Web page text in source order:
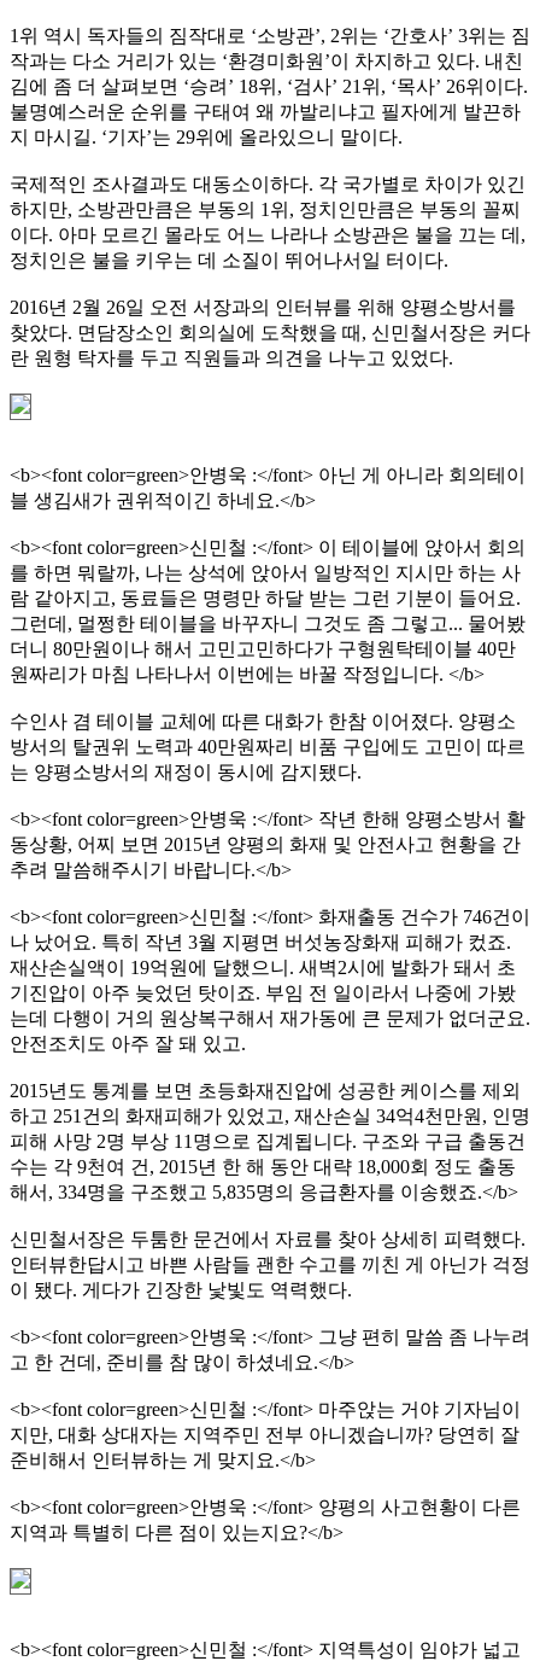
1위 역시 독자들의 짐작대로 ‘소방관’, 2위는 ‘간호사’ 3위는 짐
작과는 다소 거리가 있는 ‘환경미화원’이 차지하고 있다. 내친
김에 좀 더 살펴보면 ‘승려’ 18위, ‘검사’ 21위, ‘목사’ 26위이다.
불명예스러운 순위를 구태여 왜 까발리냐고 필자에게 발끈하
지 마시길. ‘기자’는 29위에 올라있으니 말이다.
국제적인 조사결과도 대동소이하다. 각 국가별로 차이가 있긴
하지만, 소방관만큼은 부동의 1위, 정치인만큼은 부동의 꼴찌
이다. 아마 모르긴 몰라도 어느 나라나 소방관은 불을 끄는 데,
정치인은 불을 키우는 데 소질이 뛰어나서일 터이다.
2016년 2월 26일 오전 서장과의 인터뷰를 위해 양평소방서를
찾았다. 면담장소인 회의실에 도착했을 때, 신민철서장은 커다
란 원형 탁자를 두고 직원들과 의견을 나누고 있었다.
<b><font color=green>안병욱 :</font> 아닌 게 아니라 회의테이
블 생김새가 권위적이긴 하네요.</b>
<b><font color=green>신민철 :</font> 이 테이블에 앉아서 회의
를 하면 뭐랄까, 나는 상석에 앉아서 일방적인 지시만 하는 사
람 같아지고, 동료들은 명령만 하달 받는 그런 기분이 들어요.
그런데, 멀쩡한 테이블을 바꾸자니 그것도 좀 그렇고... 물어봤
더니 80만원이나 해서 고민고민하다가 구형원탁테이블 40만
원짜리가 마침 나타나서 이번에는 바꿀 작정입니다. </b>
수인사 겸 테이블 교체에 따른 대화가 한참 이어졌다. 양평소
방서의 탈권위 노력과 40만원짜리 비품 구입에도 고민이 따르
는 양평소방서의 재정이 동시에 감지됐다.
<b><font color=green>안병욱 :</font> 작년 한해 양평소방서 활
동상황, 어찌 보면 2015년 양평의 화재 및 안전사고 현황을 간
추려 말씀해주시기 바랍니다.</b>
<b><font color=green>신민철 :</font> 화재출동 건수가 746건이
나 났어요. 특히 작년 3월 지평면 버섯농장화재 피해가 컸죠.
재산손실액이 19억원에 달했으니. 새벽2시에 발화가 돼서 초
기진압이 아주 늦었던 탓이죠. 부임 전 일이라서 나중에 가봤
는데 다행이 거의 원상복구해서 재가동에 큰 문제가 없더군요.
안전조치도 아주 잘 돼 있고.
2015년도 통계를 보면 초등화재진압에 성공한 케이스를 제외
하고 251건의 화재피해가 있었고, 재산손실 34억4천만원, 인명
피해 사망 2명 부상 11명으로 집계됩니다. 구조와 구급 출동건
수는 각 9천여 건, 2015년 한 해 동안 대략 18,000회 정도 출동
해서, 334명을 구조했고 5,835명의 응급환자를 이송했죠.</b>
신민철서장은 두툼한 문건에서 자료를 찾아 상세히 피력했다.
인터뷰한답시고 바쁜 사람들 괜한 수고를 끼친 게 아닌가 걱정
이 됐다. 게다가 긴장한 낯빛도 역력했다.
<b><font color=green>안병욱 :</font> 그냥 편히 말씀 좀 나누려
고 한 건데, 준비를 참 많이 하셨네요.</b>
<b><font color=green>신민철 :</font> 마주앉는 거야 기자님이
지만, 대화 상대자는 지역주민 전부 아니겠습니까? 당연히 잘
준비해서 인터뷰하는 게 맞지요.</b>
<b><font color=green>안병욱 :</font> 양평의 사고현황이 다른
지역과 특별히 다른 점이 있는지요?</b>
<b><font color=green>신민철 :</font> 지역특성이 임야가 넓고